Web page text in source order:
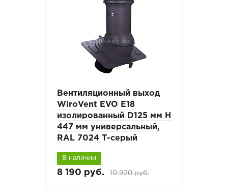
Вентиляционный выход
WiroVent EVO E18
изолированный D125 мм Н
447 мм универсальный,
RAL 7024 Т-серый
В наличии
8 190 руб. 10 920 руб.